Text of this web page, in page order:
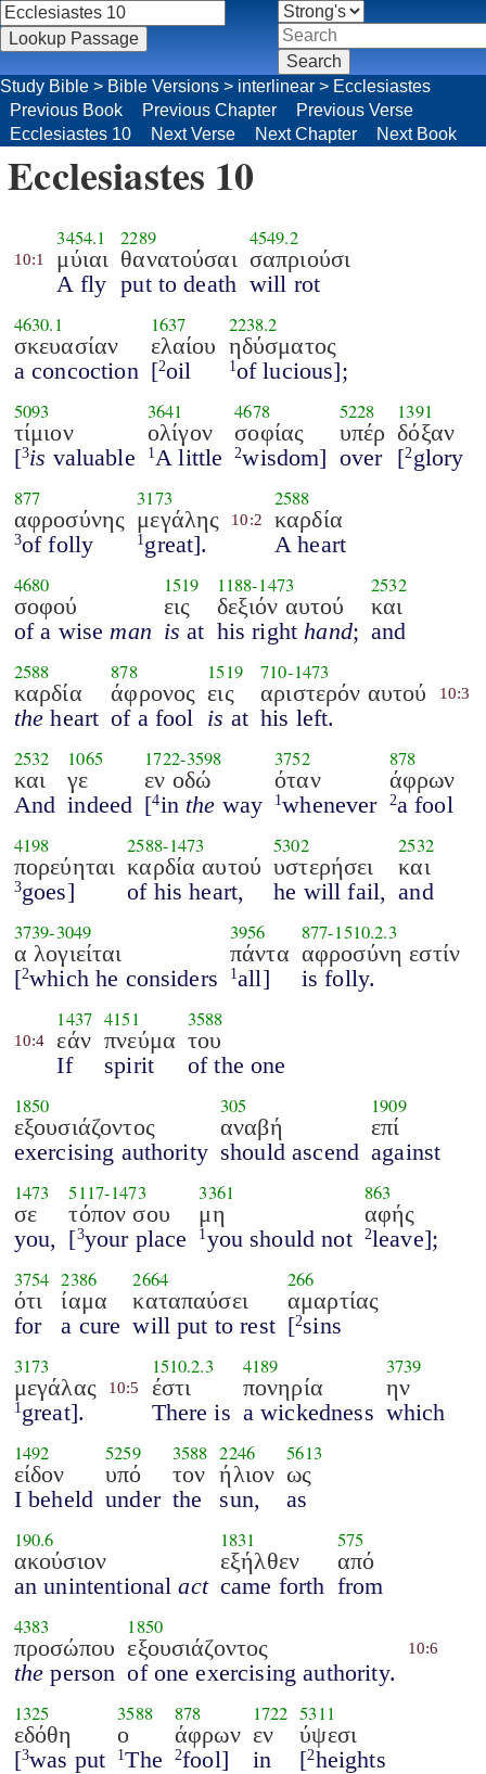
Study Bible > Bible Versions > interlinear > Ecclesiastes
Previous Book
Previous Chapter
Previous Verse
Ecclesiastes 10
Next Verse Next Chapter Next Book
Ecclesiastes 10
10:1
3454.1
μύιαι
A fly
2289
θανατούσαι
put to death
4549.2
σαπριούσι
will rot
4630.1
σκευασίαν
a concoction
1637
ελαίου
[2oil
2238.2
ηδύσματος
1 of lucious];
5093
τίμιον
[3is valuable
3641
ολίγον
1 A little
4678
σοφίας
2wisdom]
5228
υπέρ
over
1391
δόξαν
[2 glory
877
αφροσύνης
3of folly
3173
μεγάλης
1 great].
10:2
2588
καρδία
A heart
4680
σοφού
of a wise man
1519
εις
is at
1188-1473
δεξιόν αυτού
his right hand;
2532
και
and
2588
καρδία
the heart
878
άφρονος
of a fool
1519
εις
is at
710-1473
αριστερόν αυτού
his left.
10:3
2532
και
And
1065
γε
indeed
1722-3598
εν οδώ
[4in the way
3752
όταν
1whenever
878
άφρων
2a fool
4198
πορεύηται
3goes]
2588-1473
καρδία αυτού
of his heart,
5302
υστερήσει
he will fail,
2532
και
and
3739-3049
α λογιείται
[2which he considers
3956
πάντα
1 all]
877-1510.2.3
αφροσύνη εστίν
is folly.
10:4
1437
εάν
If
4151
πνεύμα
spirit
3588
του
of the one
1850
εξουσιάζοντος
exercising authority
305
αναβή
should ascend
1909
επί
against
1473
σε
you,
5117-1473
τόπον σου
[3your place
3361
μη
1 you should not
863
αφής
2leave];
3754
ότι
for
2386
ίαμα
a cure
2664
καταπαύσει
will put to rest
266
αμαρτίας
[2sins
3173
μεγάλας
1 great].
10:5
1510.2.3
έστι
There is
4189
πονηρία
a wickedness
3739
ην
which
1492
είδον
I beheld
5259
υπό
under
3588
τον
the
2246
ήλιον
sun,
5613
ως
as
190.6
ακούσιον
an unintentionalact
1831
εξήλθεν
came forth
575
από
from
4383
προσώπου
the person
1850
εξουσιάζοντος
of one exercising authority.
10:6
1325
εδόθη
[3was put
3588
ο
1The
878
άφρων
2fool]
1722
εν
in
5311
ύψεσι
[2heights